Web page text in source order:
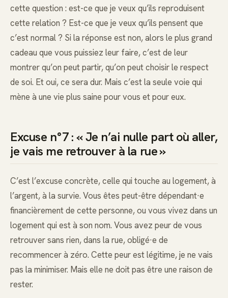
cette question : est-ce que je veux qu’ils reproduisent
cette relation ? Est-ce que je veux qu’ils pensent que
c’est normal ? Si la réponse est non, alors le plus grand
cadeau que vous puissiez leur faire, c’est de leur
montrer qu’on peut partir, qu’on peut choisir le respect
de soi. Et oui, ce sera dur. Mais c’est la seule voie qui
mène à une vie plus saine pour vous et pour eux.
Excuse n°7 : « Je n’ai nulle part où aller,
je vais me retrouver à la rue »
C’est l’excuse concrète, celle qui touche au logement, à
l’argent, à la survie. Vous êtes peut-être dépendant·e
financièrement de cette personne, ou vous vivez dans un
logement qui est à son nom. Vous avez peur de vous
retrouver sans rien, dans la rue, obligé·e de
recommencer à zéro. Cette peur est légitime, je ne vais
pas la minimiser. Mais elle ne doit pas être une raison de
rester.